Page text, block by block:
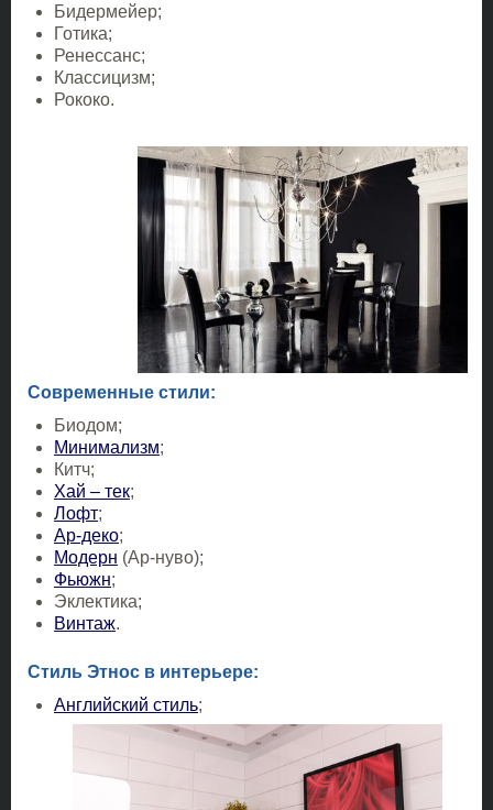
Бидермейер;
Готика;
Ренессанс;
Классицизм;
Рококо.
Современные стили:
Биодом;
Минимализм;
Китч;
Хай – тек;
Лофт;
Ар-деко;
Модерн (Ар-нуво);
Фьюжн;
Эклектика;
Винтаж.
Стиль Этнос в интерьере:
Английский стиль;